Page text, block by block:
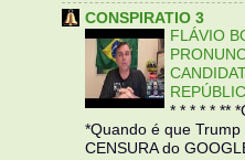
CONSPIRATIO 3
FLÁVIO
* * * * * **
*Quando é que
CENSURA do